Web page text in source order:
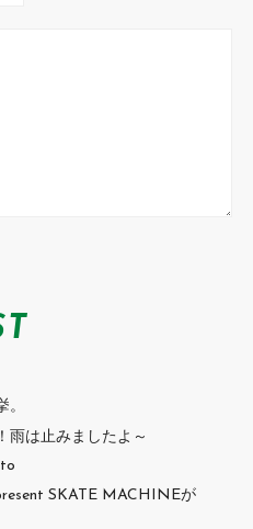
。
雨は止みましたよ～
SKATE MACHINEが